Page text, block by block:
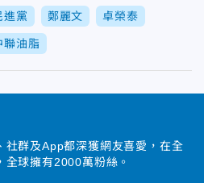
進黨 鄭麗文 卓榮泰
聯油脂
社群及App都深獲網友喜愛，在全
全球擁有2000萬粉絲。